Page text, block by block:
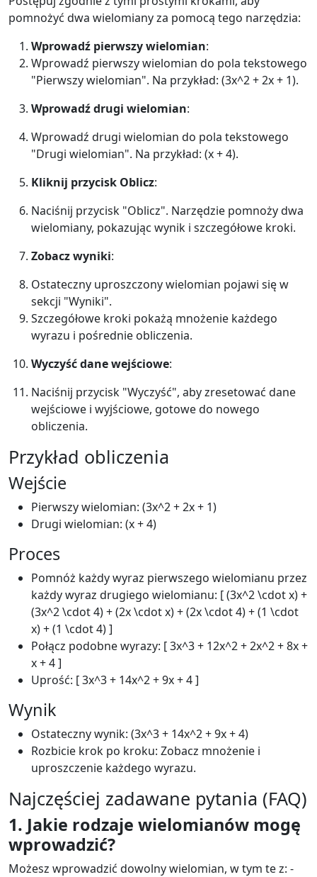
pomnożyć dwa wielomiany za pomocą tego narzędzia:
Wprowadź pierwszy wielomian:
Wprowadź pierwszy wielomian do pola tekstowego
"Pierwszy wielomian". Na przykład: (3x^2 + 2x + 1).
Wprowadź drugi wielomian:
Wprowadź drugi wielomian do pola tekstowego
"Drugi wielomian". Na przykład: (x + 4).
Kliknij przycisk Oblicz:
Naciśnij przycisk "Oblicz". Narzędzie pomnoży dwa
wielomiany, pokazując wynik i szczegółowe kroki.
Zobacz wyniki:
Ostateczny uproszczony wielomian pojawi się w
sekcji "Wyniki".
Szczegółowe kroki pokażą mnożenie każdego
wyrazu i pośrednie obliczenia.
Wyczyść dane wejściowe:
Naciśnij przycisk "Wyczyść", aby zresetować dane
wejściowe i wyjściowe, gotowe do nowego
obliczenia.
Przykład obliczenia
Wejście
Pierwszy wielomian: (3x^2 + 2x + 1)
Drugi wielomian: (x + 4)
Proces
Pomnóż każdy wyraz pierwszego wielomianu przez
każdy wyraz drugiego wielomianu: [ (3x^2 \cdot x) +
(3x^2 \cdot 4) + (2x \cdot x) + (2x \cdot 4) + (1 \cdot
x) + (1 \cdot 4) ]
Połącz podobne wyrazy: [ 3x^3 + 12x^2 + 2x^2 + 8x +
x + 4 ]
Uprość: [ 3x^3 + 14x^2 + 9x + 4 ]
Wynik
Ostateczny wynik: (3x^3 + 14x^2 + 9x + 4)
Rozbicie krok po kroku: Zobacz mnożenie i
uproszczenie każdego wyrazu.
Najczęściej zadawane pytania (FAQ)
1. Jakie rodzaje wielomianów mogę
wprowadzić?
Możesz wprowadzić dowolny wielomian, w tym te z: -